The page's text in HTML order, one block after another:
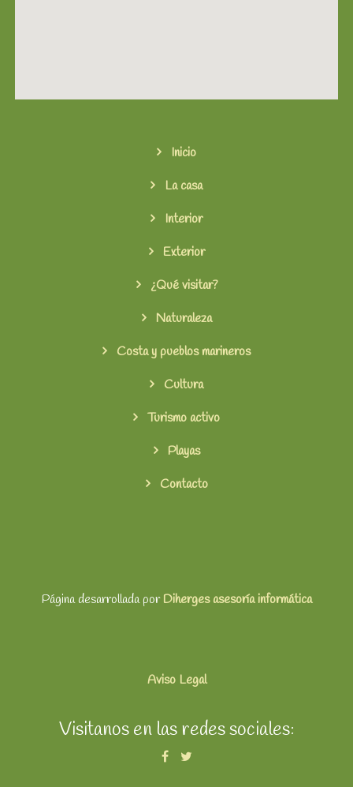
Inicio
La casa
Interior
Exterior
¿Qué visitar?
Naturaleza
Costa y pueblos marineros
Cultura
Turismo activo
Playas
Contacto
Página desarrollada porDiherges asesoría informática
Aviso Legal
Visitanos en las redes sociales: